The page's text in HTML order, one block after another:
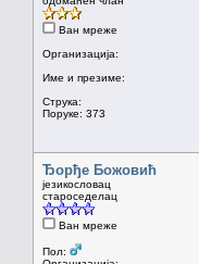
Ван мреже
Организација:
Име и презиме:
Струка:
Поруке: 373
Ђорђе Божовић
језикословац
староседелац
Ван мреже
Пол: